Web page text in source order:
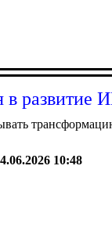
в развитие
10:48